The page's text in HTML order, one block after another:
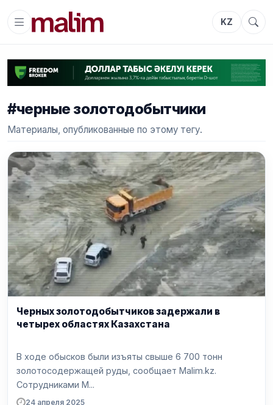
KZ
#черные золотодобытчики
Материалы, опубликованные по этому тегу.
Черных золотодобытчиков задержали в
четырех областях Казахстана
В ходе обысков были изъяты свыше 6 700 тонн
золотосодержащей руды, сообщает Malim.kz.
Сотрудниками М...
24 апреля 2025